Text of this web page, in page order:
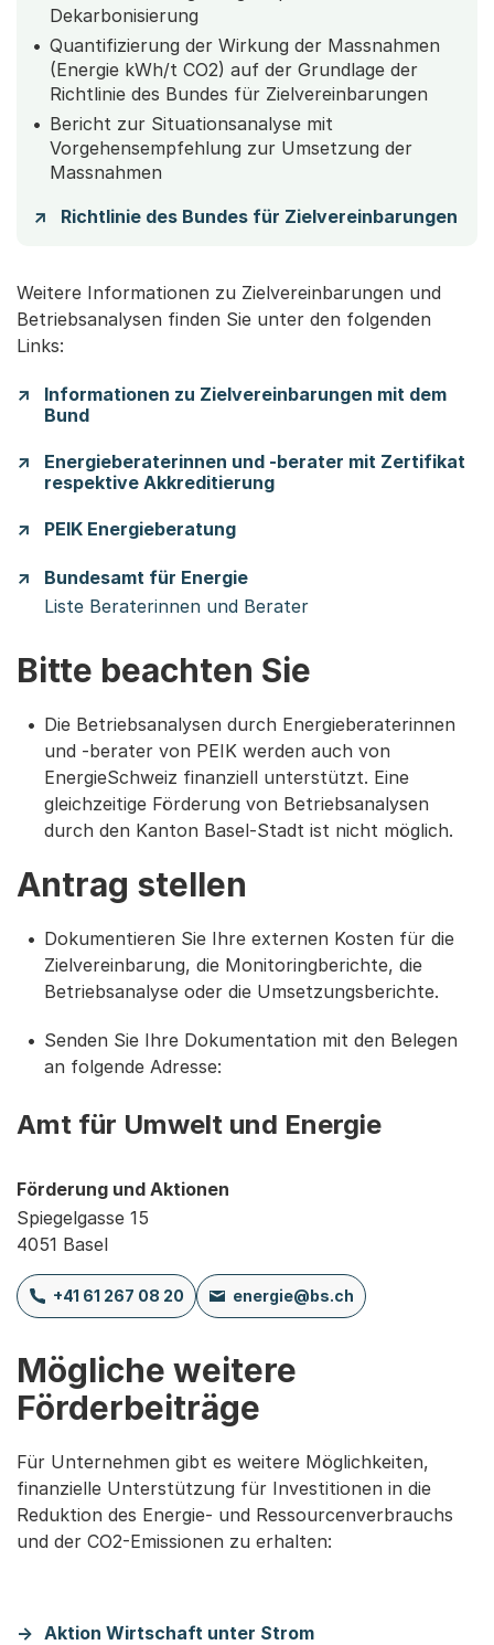
Dekarbonisierung
Quantifizierung der Wirkung der Massnahmen
(Energie kWh/t CO2) auf der Grundlage der
Richtlinie des Bundes für Zielvereinbarungen
Bericht zur Situationsanalyse mit
Vorgehensempfehlung zur Umsetzung der
Massnahmen
Richtlinie des Bundes für Zielvereinbarungen
Weitere Informationen zu Zielvereinbarungen und
Betriebsanalysen finden Sie unter den folgenden
Links:
Informationen zu Zielvereinbarungen mit dem
Bund
Energieberaterinnen und -berater mit Zertifikat
respektive Akkreditierung
PEIK Energieberatung
Bundesamt für Energie
Liste Beraterinnen und Berater
Bitte beachten Sie
Die Betriebsanalysen durch Energieberaterinnen
und -berater von PEIK werden auch von
EnergieSchweiz finanziell unterstützt. Eine
gleichzeitige Förderung von Betriebsanalysen
durch den Kanton Basel-Stadt ist nicht möglich.
Antrag stellen
Dokumentieren Sie Ihre externen Kosten für die
Zielvereinbarung, die Monitoringberichte, die
Betriebsanalyse oder die Umsetzungsberichte.
Senden Sie Ihre Dokumentation mit den Belegen
an folgende Adresse:
Amt für Umwelt und Energie
Förderung und Aktionen
Spiegelgasse 15
4051 Basel
+41 61 267 08 20 energie@bs.ch
Mögliche weitere
Förderbeiträge
Für Unternehmen gibt es weitere Möglichkeiten,
finanzielle Unterstützung für Investitionen in die
Reduktion des Energie- und Ressourcenverbrauchs
und der CO2-Emissionen zu erhalten:
Aktion Wirtschaft unter Strom